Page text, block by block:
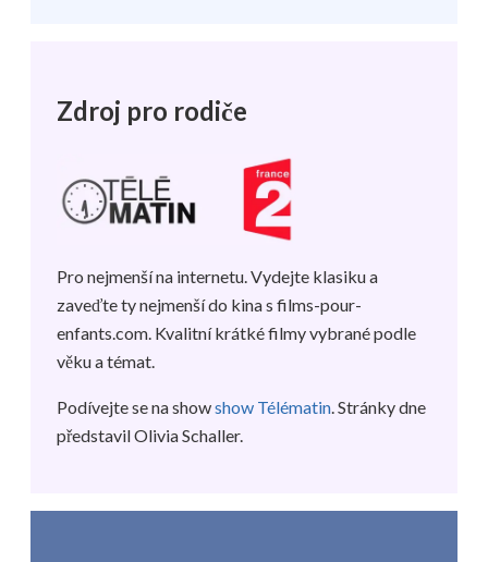
Zdroj pro rodiče
Pro nejmenší na internetu. Vydejte klasiku a
zaveďte ty nejmenší do kina s films-pour-
enfants.com. Kvalitní krátké filmy vybrané podle
věku a témat.
Podívejte se na showshow Télématin Stránky dne
představilOlivia Schaller.